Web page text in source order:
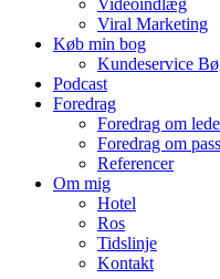
Videoindlæg
Viral Marketing
Køb min bog
Kundeservice
Podcast
Foredrag
Foredrag om
Foredrag om
Referencer
Om mig
Hotel
Ros
Tidslinje
Kontakt